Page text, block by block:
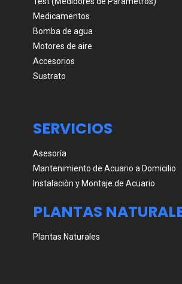
Medicamentos
Bomba de agua
Motores de aire
Accesorios
Sustrato
SERVICIOS
Asesoría
Mantenimiento de Acuario a Domicilio
Instalación y Montaje de Acuario
PLANTAS
Plantas Naturales